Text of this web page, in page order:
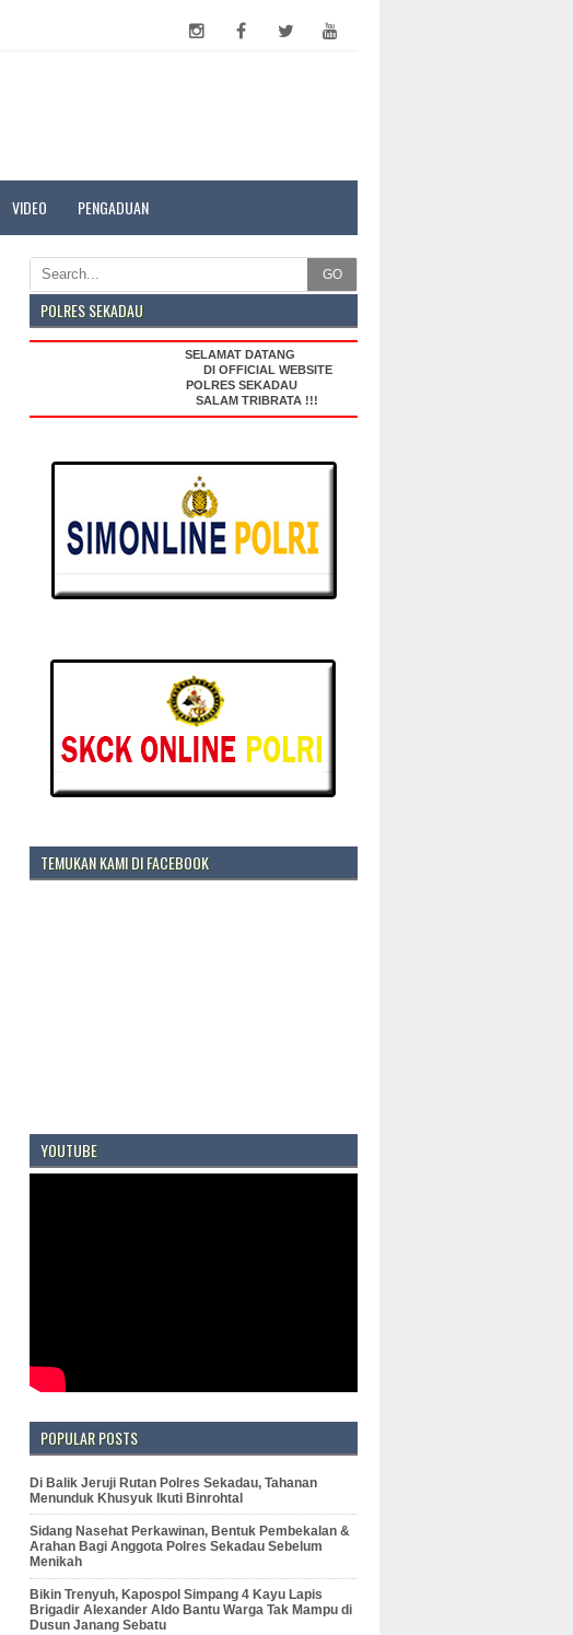
VIDEO PENGADUAN
GO
POLRES SEKADAU
SELAMAT DATANG
DI OFFICIAL WEBSITE
POLRES SEKADAU
SALAM TRIBRATA !!!
TEMUKAN KAMI DI FACEBOOK
YOUTUBE
POPULAR POSTS
Di Balik Jeruji Rutan Polres Sekadau, Tahanan
Menunduk Khusyuk Ikuti Binrohtal
Sidang Nasehat Perkawinan, Bentuk Pembekalan &
Arahan Bagi Anggota Polres Sekadau Sebelum
Menikah
Bikin Trenyuh, Kapospol Simpang 4 Kayu Lapis
Brigadir Alexander Aldo Bantu Warga Tak Mampu di
Dusun Janang Sebatu